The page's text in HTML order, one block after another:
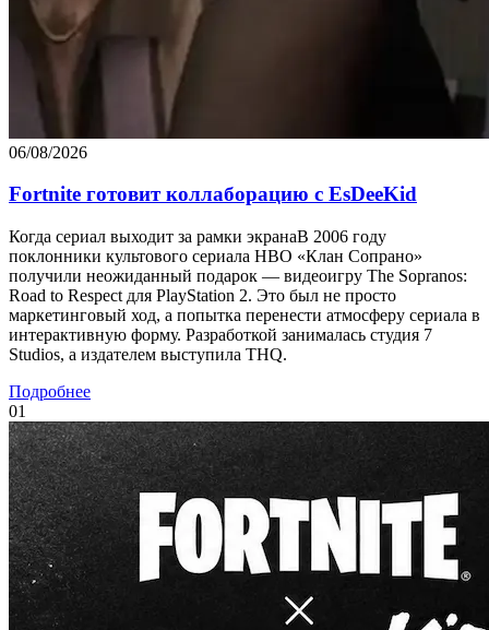
06/08/2026
Fortnite готовит коллаборацию с EsDeeKid
Когда сериал выходит за рамки экранаВ 2006 году
поклонники культового сериала HBO «Клан Сопрано»
получили неожиданный подарок — видеоигру The Sopranos:
Road to Respect для PlayStation 2. Это был не просто
маркетинговый ход, а попытка перенести атмосферу сериала в
интерактивную форму. Разработкой занималась студия 7
Studios, а издателем выступила THQ.
Подробнее
01